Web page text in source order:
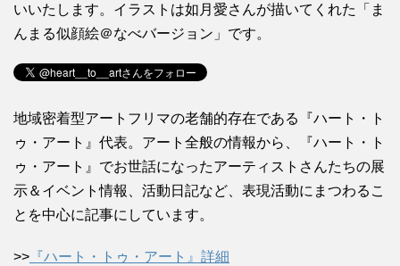
いいたします。イラストは如月愛さんが描いてくれた「ま
んまる似顔絵＠なべバージョン」です。
地域密着型アートフリマの老舗的存在である『ハート・ト
ゥ・アート』代表。アート全般の情報から、『ハート・ト
ゥ・アート』でお世話になったアーティストさんたちの展
示＆イベント情報、活動日記など、表現活動にまつわるこ
とを中心に記事にしています。
>> 『ハート・トゥ・アート』詳細